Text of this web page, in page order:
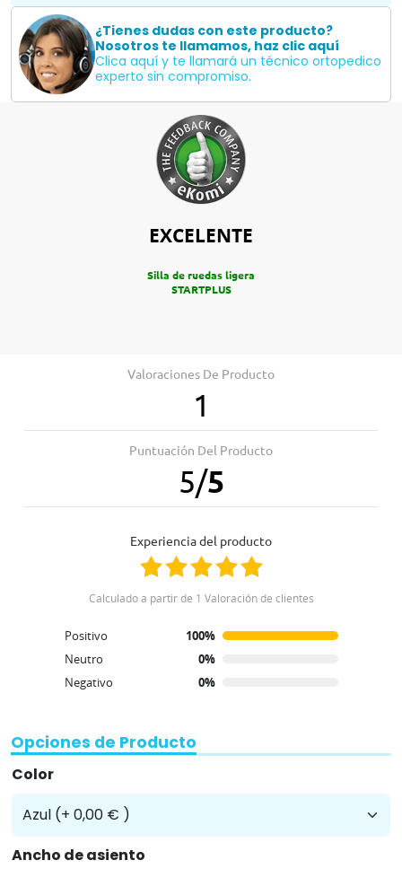
¿Tienes dudas con este producto?
Nosotros te llamamos, haz clic aquí
Clica aquí y te llamará un técnico ortopedico
experto sin compromiso.
EXCELENTE
Silla de ruedas ligera
STARTPLUS
Valoraciones De Producto
1
Puntuación Del Producto
5/5
Experiencia del producto
Calculado a partir de 1 Valoración de clientes
Positivo
100%
Neutro
0%
Negativo
0%
Opciones de Producto
Color
Ancho de asiento